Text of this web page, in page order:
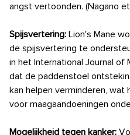
angst vertoonden. (Nagano et
Spijsvertering: Lion's Mane
de spijsvertering te
in het International Journal of
dat de paddenstoel
kan helpen verminderen, wat
voor maagaandoeningen
Mogelijkheid tegen kanker: